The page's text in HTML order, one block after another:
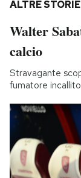
ALTRE STORIE
Walter
calcio
Stravagante
fumatore